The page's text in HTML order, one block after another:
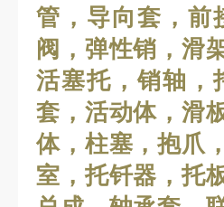
管，导向套，前
阀，弹性销，滑
活塞托，销轴，
套，活动体，滑
体，柱塞，抱爪
室，托钎器，托